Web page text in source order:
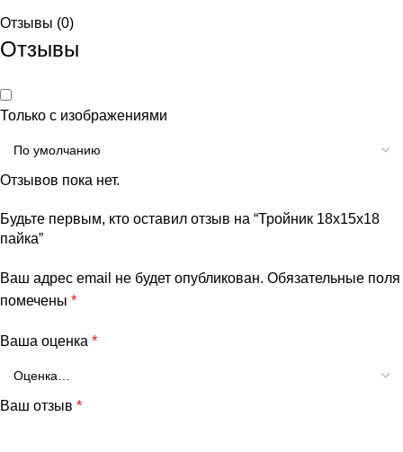
Отзывы (0)
Отзывы
Только с изображениями
Отзывов пока нет.
Будьте первым, кто оставил отзыв на “Тройник 18х15х18
пайка”
Ваш адрес email не будет опубликован. Обязательные поля
помечены *
Ваша оценка *
Ваш отзыв *